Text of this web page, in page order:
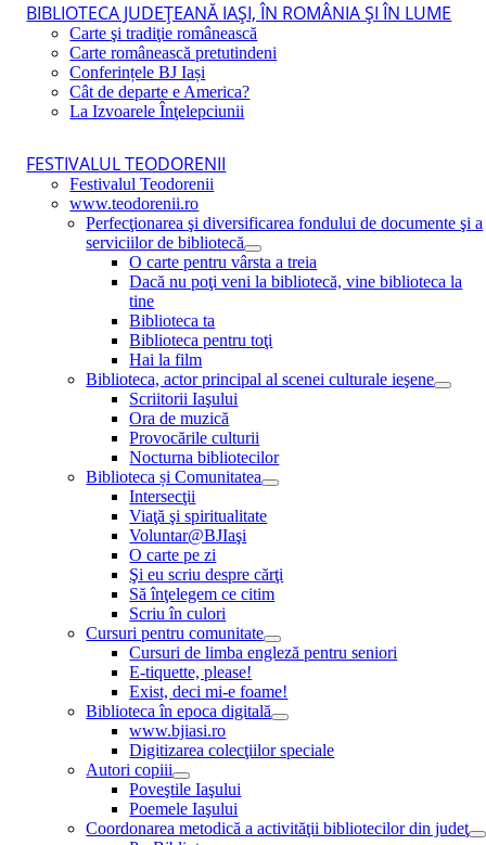
BIBLIOTECA JUDEŢEANĂ IAŞI, ÎN ROMÂNIA ŞI ÎN LUME
Carte şi tradiţie românească
Carte românească pretutindeni
Conferințele BJ Iași
Cât de departe e America?
La Izvoarele Înţelepciunii
FESTIVALUL TEODORENII
Festivalul Teodorenii
www.teodorenii.ro
Perfecţionarea şi diversificarea fondului de documente şi a
serviciilor de bibliotecă
O carte pentru vârsta a treia
Dacă nu poţi veni la bibliotecă, vine biblioteca la
tine
Biblioteca ta
Biblioteca pentru toţi
Hai la film
Biblioteca, actor principal al scenei culturale ieşene
Scriitorii Iaşului
Ora de muzică
Provocările culturii
Nocturna bibliotecilor
Biblioteca și Comunitatea
Intersecţii
Viaţă şi spiritualitate
Voluntar@BJIaşi
O carte pe zi
Şi eu scriu despre cărţi
Să înţelegem ce citim
Scriu în culori
Cursuri pentru comunitate
Cursuri de limba engleză pentru seniori
E-tiquette, please!
Exist, deci mi-e foame!
Biblioteca în epoca digitală
www.bjiasi.ro
Digitizarea colecţiilor speciale
Autori copiii
Poveştile Iaşului
Poemele Iaşului
Coordonarea metodică a activităţii bibliotecilor din judeţ